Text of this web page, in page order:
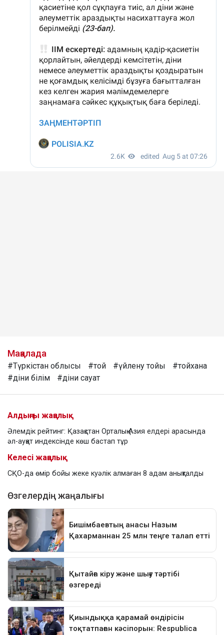
Мақалада
#Түркістан облысы #той #үйлену тойы
#тойхана
#діни білім
#діни сауат
Алдыңғы жаңалық
Әлемдік рейтинг: Қазақстан Орталық Азия елдері арасында
әл-ауқат индексінде көш бастап тұр
Келесі жаңалық
СҚО-да өмір бойы жеке куәлік алмаған 8 адам анықталды